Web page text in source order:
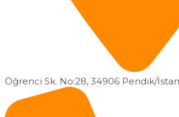
Öğrenci Sk. No:28, 34906 Pendik/